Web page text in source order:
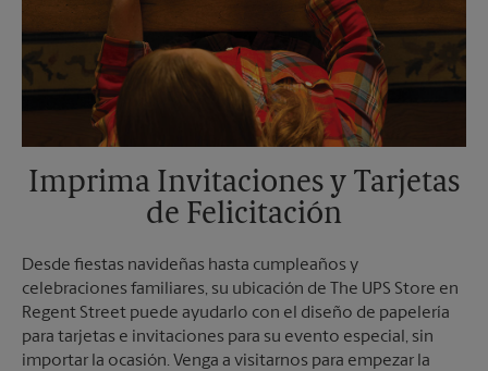
Imprima Invitaciones y Tarjetas
de Felicitación
Desde fiestas navideñas hasta cumpleaños y
celebraciones familiares, su ubicación de The UPS Store en
Regent Street puede ayudarlo con el diseño de papelería
para tarjetas e invitaciones para su evento especial, sin
importar la ocasión. Venga a visitarnos para empezar la